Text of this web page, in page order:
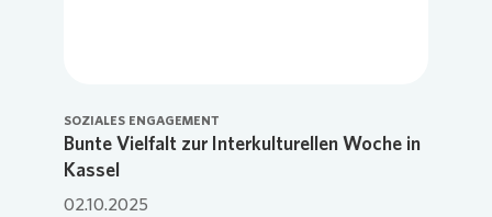
SOZIALES ENGAGEMENT
Bunte Vielfalt zur Interkulturellen Woche in
Kassel
02.10.2025